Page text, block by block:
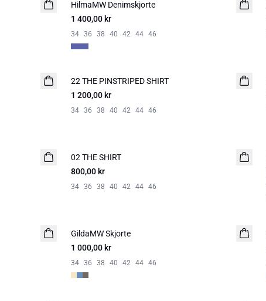
NYHED
HilmaMW Denimskjorte
1 400,00 kr
34 36 38 40 42 44 46
NYHED
22 THE PINSTRIPED SHIRT
1 200,00 kr
34 36 38 40 42 44 46
NYHED
02 THE SHIRT
800,00 kr
34 36 38 40 42 44 46
GildaMW Skjorte
1 000,00 kr
34 36 38 40 42 44 46